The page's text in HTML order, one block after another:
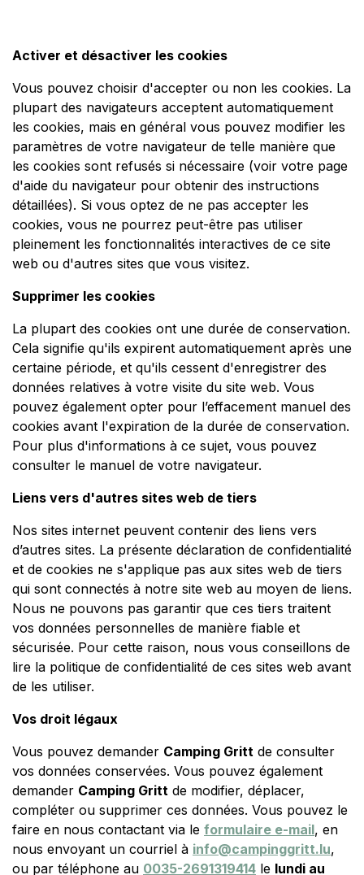
Activer et désactiver les cookies
Vous pouvez choisir d'accepter ou non les cookies. La
plupart des navigateurs acceptent automatiquement
les cookies, mais en général vous pouvez modifier les
paramètres de votre navigateur de telle manière que
les cookies sont refusés si nécessaire (voir votre page
d'aide du navigateur pour obtenir des instructions
détaillées). Si vous optez de ne pas accepter les
cookies, vous ne pourrez peut-être pas utiliser
pleinement les fonctionnalités interactives de ce site
web ou d'autres sites que vous visitez.
Supprimer les cookies
La plupart des cookies ont une durée de conservation.
Cela signifie qu'ils expirent automatiquement après une
certaine période, et qu'ils cessent d'enregistrer des
données relatives à votre visite du site web. Vous
pouvez également opter pour l’effacement manuel des
cookies avant l'expiration de la durée de conservation.
Pour plus d'informations à ce sujet, vous pouvez
consulter le manuel de votre navigateur.
Liens vers d'autres sites web de tiers
Nos sites internet peuvent contenir des liens vers
d’autres sites. La présente déclaration de confidentialité
et de cookies ne s'applique pas aux sites web de tiers
qui sont connectés à notre site web au moyen de liens.
Nous ne pouvons pas garantir que ces tiers traitent
vos données personnelles de manière fiable et
sécurisée. Pour cette raison, nous vous conseillons de
lire la politique de confidentialité de ces sites web avant
de les utiliser.
Vos droit légaux
Vous pouvez demander Camping Gritt de consulter
vos données conservées. Vous pouvez également
demander Camping Gritt de modifier, déplacer,
compléter ou supprimer ces données. Vous pouvez le
faire en nous contactant via le formulaire e-mail, en
nous envoyant un courriel à info@campinggritt.lu,
ou par téléphone au 0035-2691319414 le lundi au